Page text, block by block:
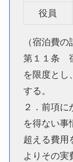
役員
（宿泊費の
第１１条
を限度とし
する。
２．前項に
を得ない事
超える費用
よりその実